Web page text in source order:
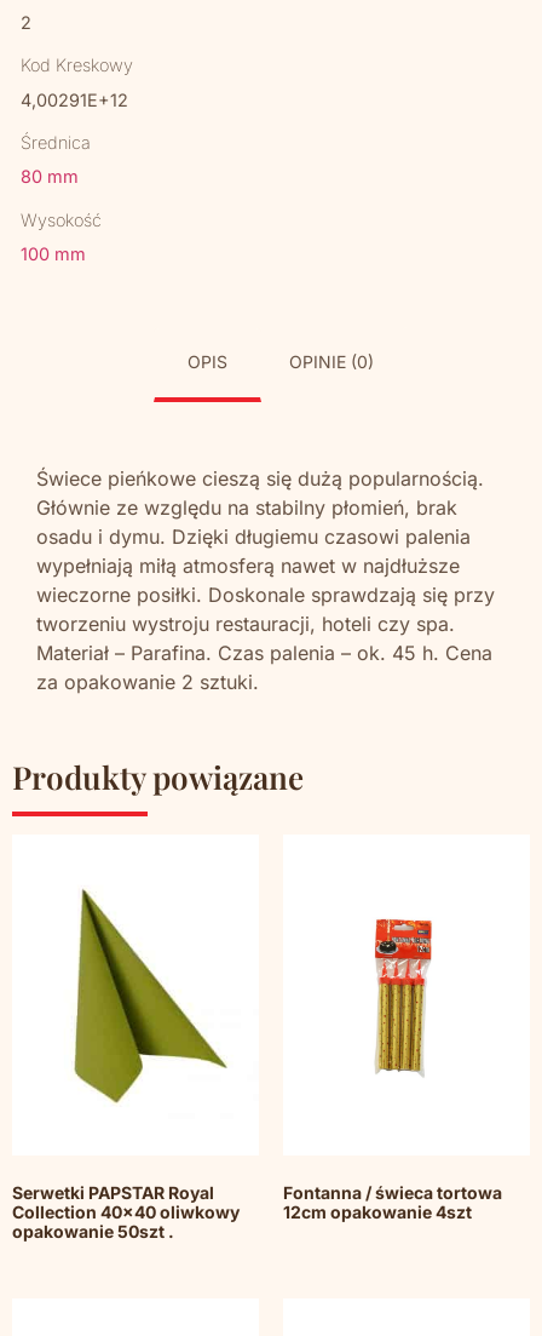
2
Kod Kreskowy
4,00291E+12
Średnica
80 mm
Wysokość
100 mm
OPIS OPINIE (0)
Świece pieńkowe cieszą się dużą popularnością.
Głównie ze względu na stabilny płomień, brak
osadu i dymu. Dzięki długiemu czasowi palenia
wypełniają miłą atmosferą nawet w najdłuższe
wieczorne posiłki. Doskonale sprawdzają się przy
tworzeniu wystroju restauracji, hoteli czy spa.
Materiał – Parafina. Czas palenia – ok. 45 h. Cena
za opakowanie 2 sztuki.
Produkty powiązane
Serwetki PAPSTAR Royal
Collection 40×40 oliwkowy
opakowanie 50szt .
Fontanna / świeca tortowa
12cm opakowanie 4szt